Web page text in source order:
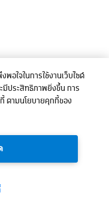
อใจในการใช้งานเว็บไซต์
มีประสิทธิภาพยิ่งขึ้น การ
ตามนโยบายคุกกี้ของ